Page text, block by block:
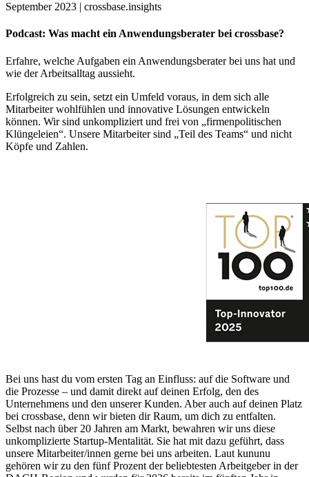
September 2023 | crossbase.insights
Podcast: Was macht ein Anwendungsberater bei crossbase?
Erfahre, welche Aufgaben ein Anwendungsberater bei uns hat und
wie der Arbeitsalltag aussieht.
Erfolgreich zu sein, setzt ein Umfeld voraus, in dem sich alle
Mitarbeiter wohlfühlen und innovative Lösungen entwickeln
können. Wir sind unkompliziert und frei von „firmenpolitischen
Klüngeleien“. Unsere Mitarbeiter sind „Teil des Teams“ und nicht
Köpfe und Zahlen.
Bei uns hast du vom ersten Tag an Einfluss: auf die Software und
die Prozesse – und damit direkt auf deinen Erfolg, den des
Unternehmens und den unserer Kunden. Aber auch auf deinen Platz
bei crossbase, denn wir bieten dir Raum, um dich zu entfalten.
Selbst nach über 20 Jahren am Markt, bewahren wir uns diese
unkomplizierte Startup-Mentalität. Sie hat mit dazu geführt, dass
unsere Mitarbeiter/innen gerne bei uns arbeiten. Laut kununu
gehören wir zu den fünf Prozent der beliebtesten Arbeitgeber in der